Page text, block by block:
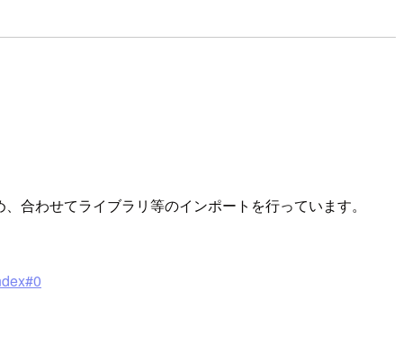
合わせてライブラリ等のインポートを行っています。